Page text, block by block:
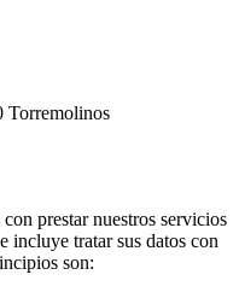
Torremolinos
prestar nuestros servicios
incluye tratar sus datos con
son: